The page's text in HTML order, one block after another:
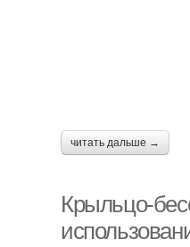
читать дальше →
Крыльцо-